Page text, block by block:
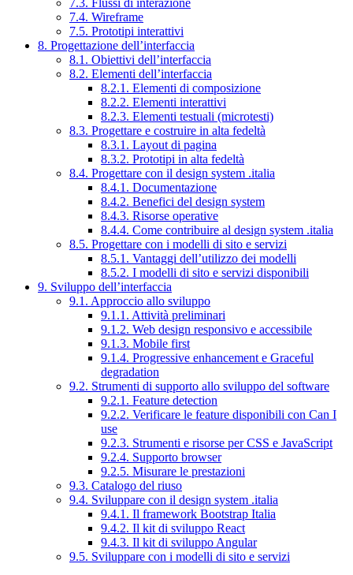
7.4. Wireframe
7.5. Prototipi interattivi
8. Progettazione dell’interfaccia
8.1. Obiettivi dell’interfaccia
8.2. Elementi dell’interfaccia
8.2.1. Elementi di composizione
8.2.2. Elementi interattivi
8.2.3. Elementi testuali (microtesti)
8.3. Progettare e costruire in alta fedeltà
8.3.1. Layout di pagina
8.3.2. Prototipi in alta fedeltà
8.4. Progettare con il design system .italia
8.4.1. Documentazione
8.4.2. Benefici del design system
8.4.3. Risorse operative
8.4.4. Come contribuire al design system .italia
8.5. Progettare con i modelli di sito e servizi
8.5.1. Vantaggi dell’utilizzo dei modelli
8.5.2. I modelli di sito e servizi disponibili
9. Sviluppo dell’interfaccia
9.1. Approccio allo sviluppo
9.1.1. Attività preliminari
9.1.2. Web design responsivo e accessibile
9.1.3. Mobile first
9.1.4. Progressive enhancement e Graceful
degradation
9.2. Strumenti di supporto allo sviluppo del software
9.2.1. Feature detection
9.2.2. Verificare le feature disponibili con Can I
use
9.2.3. Strumenti e risorse per CSS e JavaScript
9.2.4. Supporto browser
9.2.5. Misurare le prestazioni
9.3. Catalogo del riuso
9.4. Sviluppare con il design system .italia
9.4.1. Il framework Bootstrap Italia
9.4.2. Il kit di sviluppo React
9.4.3. Il kit di sviluppo Angular
9.5. Sviluppare con i modelli di sito e servizi